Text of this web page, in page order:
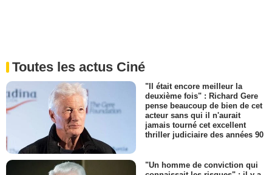
Toutes les actus Ciné
"Il était encore meilleur la
deuxième fois" : Richard Gere
pense beaucoup de bien de cet
acteur sans qui il n'aurait
jamais tourné cet excellent
thriller judiciaire des années 90
"Un homme de conviction qui